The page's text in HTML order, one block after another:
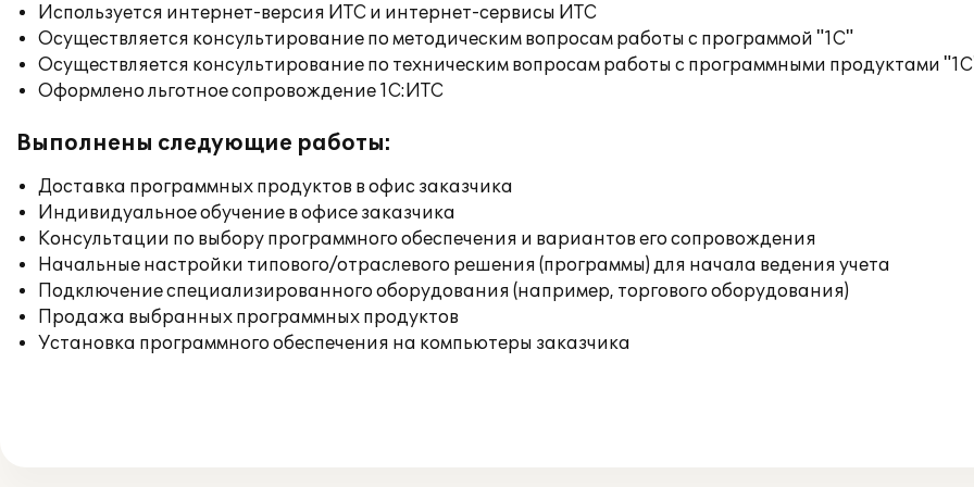
Используется интернет-версия ИТС и интернет-сервисы ИТС
Осуществляется консультирование по методическим вопросам работы с программой "1С"
Осуществляется консультирование по техническим вопросам работы с программными продуктами
Оформлено льготное сопровождение 1С:ИТС
Выполнены следующие работы:
Доставка программных продуктов в офис заказчика
Индивидуальное обучение в офисе заказчика
Консультации по выбору программного обеспечения и вариантов его сопровождения
Начальные настройки типового/отраслевого решения (программы) для начала ведения учета
Подключение специализированного оборудования (например, торгового оборудования)
Продажа выбранных программных продуктов
Установка программного обеспечения на компьютеры заказчика